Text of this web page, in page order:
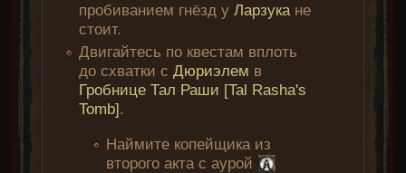
пробиванием гнёзд уЛарзука не
стоит.
Двигайтесь по квестам вплоть
до схватки сДюриэлем в
Гробнице Тал Раши [Tal Rasha's
Tomb].
Наймите копейщика из
второго акта с аурой